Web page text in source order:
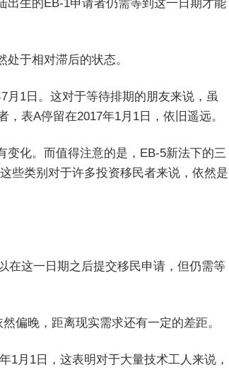
出生的EB-1申请者仍需等到这一日期才能
于相对滞后的状态。
月1日。这对于等待排期的朋友来说，虽
表A停留在2017年1月1日，依旧遥远。
变化。而值得注意的是，EB-5新法下的三
些类别对于许多投资移民者来说，依然是
在这一日期之后提交移民申请，但仍需等
偏晚，距离现实需求还有一定的差距。
1月1日，这表明对于大量技术工人来说，